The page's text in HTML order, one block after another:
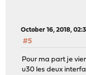
October 16, 2018,
#5
Pour ma part je
u30 les deux